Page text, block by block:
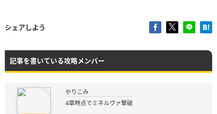
シェアしよう
記事を書いている攻略メンバー
やりこみ
4章時点でミネルヴァ撃破